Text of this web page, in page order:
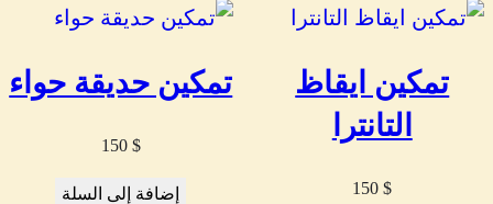
تمكين ايقاظ
التانترا
150$
تمكين حديقة حواء
150 $
إضافة إلى السلة